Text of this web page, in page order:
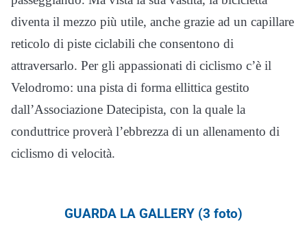
diventa il mezzo più utile, anche grazie ad un capillare
reticolo di piste ciclabili che consentono di
attraversarlo. Per gli appassionati di ciclismo c’è il
Velodromo: una pista di forma ellittica gestito
dall’Associazione Datecipista, con la quale la
conduttrice proverà l’ebbrezza di un allenamento di
ciclismo di velocità.
GUARDA LA GALLERY (3 foto)